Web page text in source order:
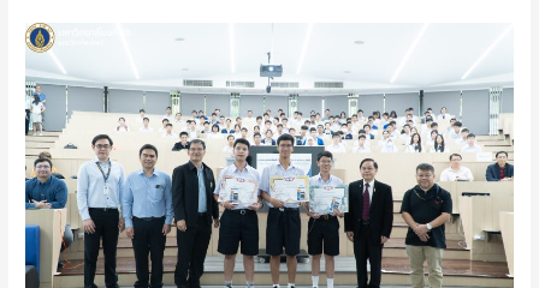
คณะ
วิทย์
ม.มหิดล
เปิด
บ้าน
ต้อนรับ
นักเรียน
ม.ปลาย
เข้า